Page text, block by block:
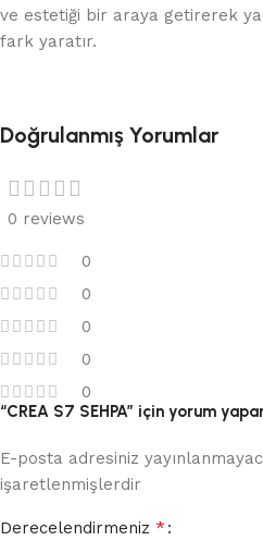
ve estetiği bir araya getirerek
fark yaratır.
Doğrulanmış Yorumlar
0 reviews
0
0
0
0
0
“CREA S7 SEHPA” için yorum
E-posta adresiniz
işaretlenmişlerdir
Derecelendirmeniz *